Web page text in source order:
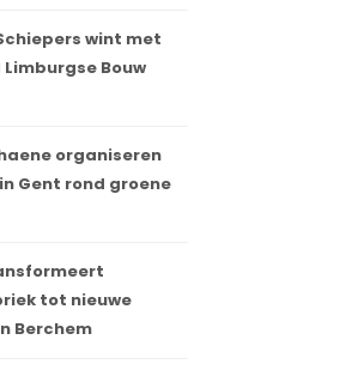
wint met
Bouw
organiseren
Gent rond groene
tot nieuwe
Berchem